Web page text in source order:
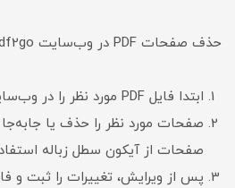
حذف صفحات PDF در وب‌سایت pdf2go
ابتدا فایل PDF مورد نظر را در وب‌سایت pdf2go آپلود کنید.
صفحات مورد نظر را حذف یا جابه‌جا
صفحات از آیکون سطل زباله
پس از ویرایش، تغییرات را ثبت و